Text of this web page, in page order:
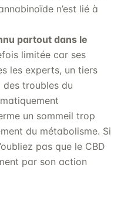
n’est lié à
partout dans le
limitée car ses
les experts, un tiers
des troubles du
un sommeil trop
du métabolisme. Si
pas que le CBD
par son action